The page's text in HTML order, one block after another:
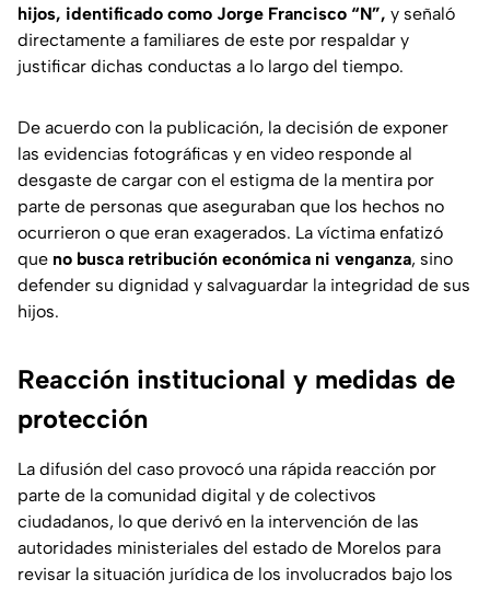
hijos, identificado como Jorge Francisco “N”, y señaló
directamente a familiares de este por respaldar y
justificar dichas conductas a lo largo del tiempo.
De acuerdo con la publicación, la decisión de exponer
las evidencias fotográficas y en video responde al
desgaste de cargar con el estigma de la mentira por
parte de personas que aseguraban que los hechos no
ocurrieron o que eran exagerados. La víctima enfatizó
que no busca retribución económica ni venganza, sino
defender su dignidad y salvaguardar la integridad de sus
hijos.
Reacción institucional y medidas de
protección
La difusión del caso provocó una rápida reacción por
parte de la comunidad digital y de colectivos
ciudadanos, lo que derivó en la intervención de las
autoridades ministeriales del estado de Morelos para
revisar la situación jurídica de los involucrados bajo los